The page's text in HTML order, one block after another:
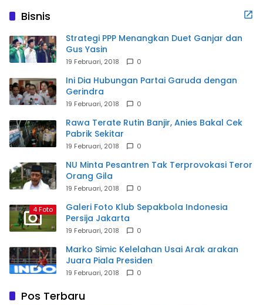
Bisnis
Strategi PPP Menangkan Duet Ganjar dan
Gus Yasin
19 Februari, 2018 0
Ini Dia Hubungan Partai Garuda dengan
Gerindra
19 Februari, 2018 0
Rawa Terate Rutin Banjir, Anies Bakal Cek
Pabrik Sekitar
19 Februari, 2018 0
NU Minta Pesantren Tak Terprovokasi Teror
Orang Gila
19 Februari, 2018 0
4 Foto
Galeri Foto Klub Sepakbola Indonesia
Persija Jakarta
19 Februari, 2018 0
Marko Simic Kelelahan Usai Arak arakan
Juara Piala Presiden
19 Februari, 2018 0
Pos Terbaru